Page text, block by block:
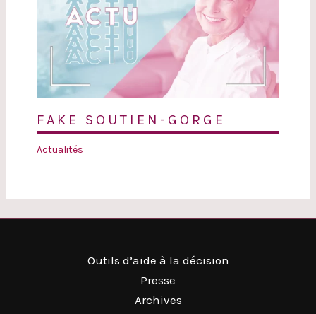
FAKE SOUTIEN-GORGE
Actualités
Outils d’aide à la décision
Presse
Archives